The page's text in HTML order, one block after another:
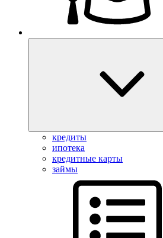
кредиты
ипотека
кредитные карты
займы